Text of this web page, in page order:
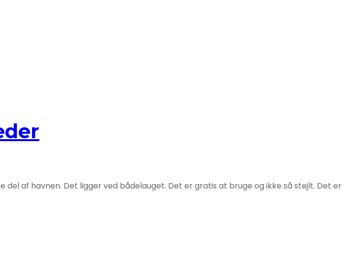
af havnen. Det ligger ved bådelauget. Det er gratis at bruge og ikke så stejlt. Det er